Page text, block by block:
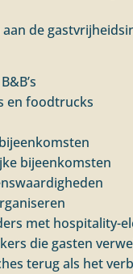
de
en foodtrucks
bijeenkomsten
met hospitality-
die gasten
terug als het